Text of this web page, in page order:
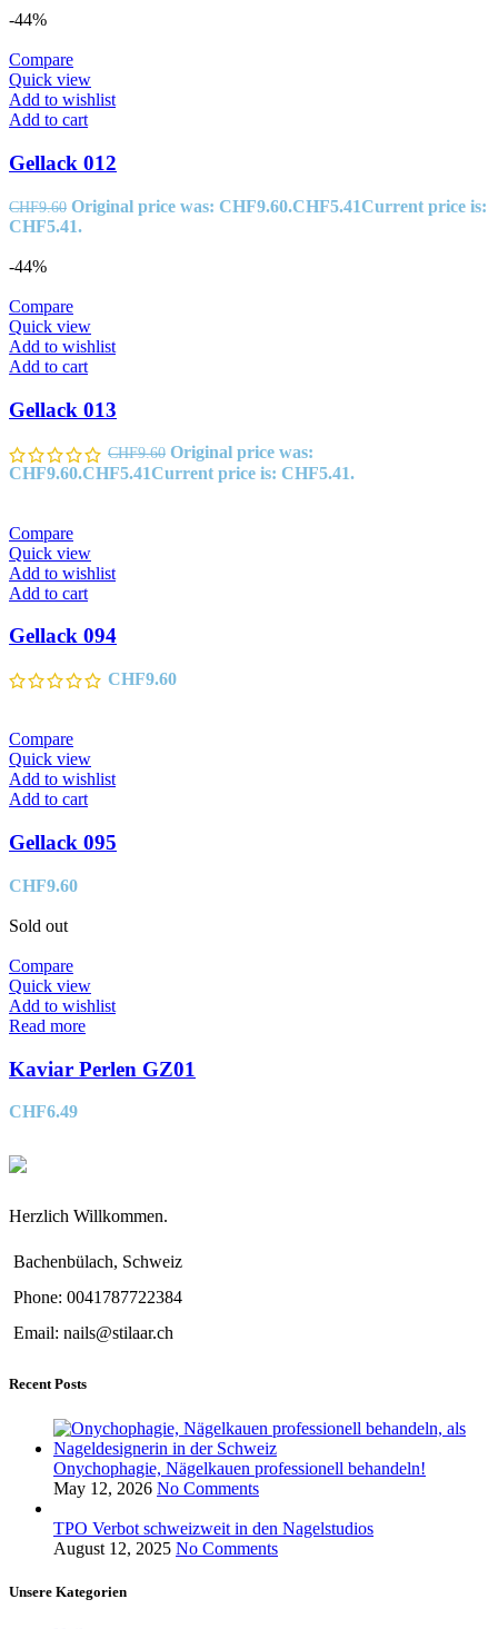
-44%
Compare
Quick view
Add to wishlist
Add to cart
Gellack 012
CHF9.60 Original price was: CHF9.60.CHF5.41Current price is:
CHF5.41.
-44%
Compare
Quick view
Add to wishlist
Add to cart
Gellack 013
CHF9.60 Original price was:
CHF9.60.CHF5.41Current price is: CHF5.41.
Compare
Quick view
Add to wishlist
Add to cart
Gellack 094
CHF9.60
Compare
Quick view
Add to wishlist
Add to cart
Gellack 095
CHF9.60
Sold out
Compare
Quick view
Add to wishlist
Read more
Kaviar Perlen GZ01
CHF6.49
Herzlich Willkommen.
Bachenbülach, Schweiz
Phone: 0041787722384
Email: nails@stilaar.ch
Recent Posts
Onychophagie, Nägelkauen professionell behandeln!
May 12, 2026 No Comments
TPO Verbot schweizweit in den Nagelstudios
August 12, 2025 No Comments
Unsere Kategorien